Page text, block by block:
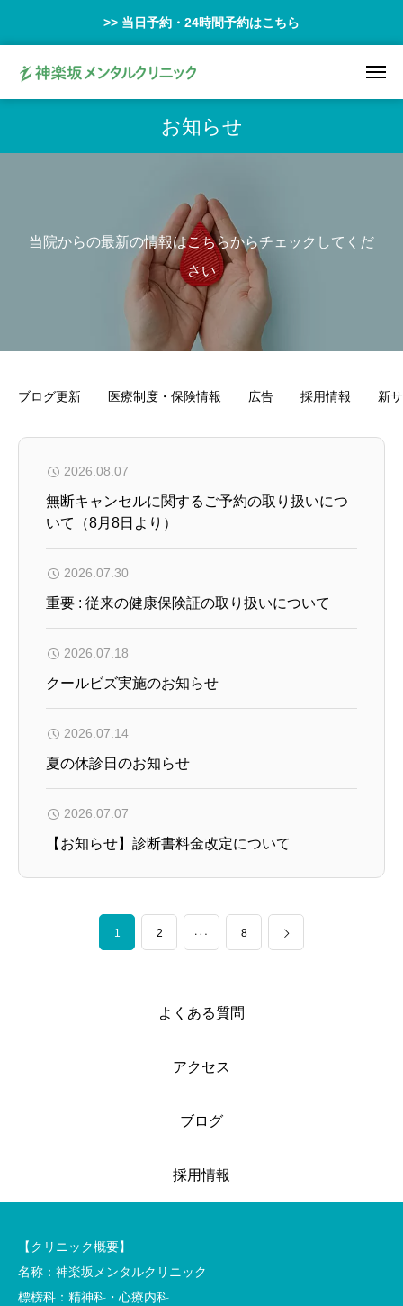
>> 当日予約・24時間予約はこちら
お知らせ
当院からの最新の情報はこちらからチェックしてくだ
さい
ブログ更新 医療制度・保険情報 広告 採用情報 新
2026.08.07
無断キャンセルに関するご予約の取り扱いにつ
いて（8月8日より）
2026.07.30
重要 : 従来の健康保険証の取り扱いについて
2026.07.18
クールビズ実施のお知らせ
2026.07.14
夏の休診日のお知らせ
2026.07.07
【お知らせ】診断書料金改定について
1 2
… 8
よくある質問
アクセス
ブログ
採用情報
【クリニック概要】
名称：神楽坂メンタルクリニック
標榜科：精神科・心療内科